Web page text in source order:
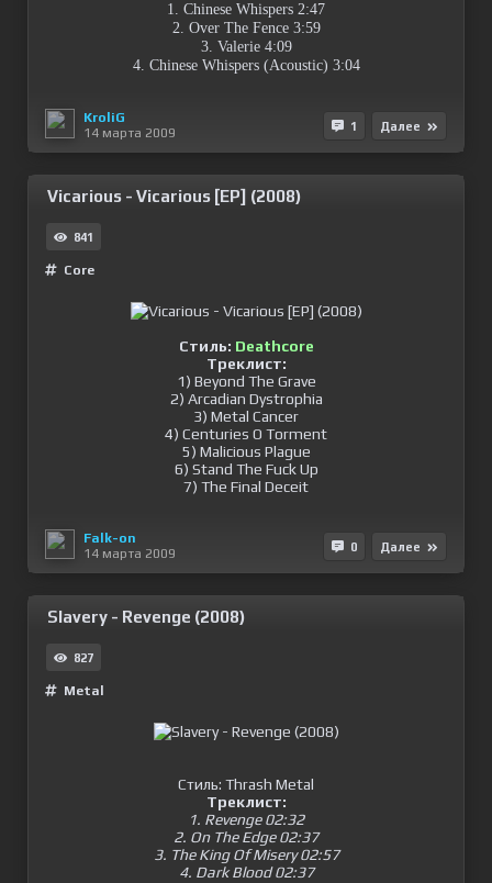
1. Chinese Whispers 2:47
2. Over The Fence 3:59
3. Valerie 4:09
4. Chinese Whispers (Acoustic) 3:04
KroliG
14 марта 2009
1 Далее
Vicarious - Vicarious [EP] (2008)
841
Сore
Стиль: Deathcore
Треклист:
1) Beyond The Grave
2) Arcadian Dystrophia
3) Metal Cancer
4) Centuries O Torment
5) Malicious Plague
6) Stand The Fuck Up
7) The Final Deceit
Falk-on
14 марта 2009
0 Далее
Slavery - Revenge (2008)
827
Metal
Стиль: Thrash Metal
Треклист:
1. Revenge 02:32
2. On The Edge 02:37
3. The King Of Misery 02:57
4. Dark Blood 02:37